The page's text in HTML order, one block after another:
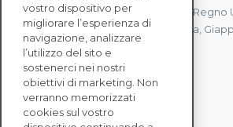
Abbiamo uffici in Francia, Stati Uniti, Regno
Mauritius, Polonia, Canada, Germania,
Singapore.
CONTATTACI
vostro dispositivo per
migliorare l’esperienza di
navigazione, analizzare
l’utilizzo del sito e
sostenerci nei nostri
obiettivi di marketing. Non
verranno memorizzati
cookies sul vostro